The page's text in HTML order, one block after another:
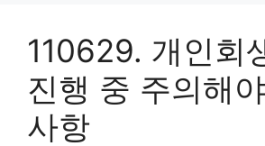
110629. 개인회
진행 중 주의해
사항